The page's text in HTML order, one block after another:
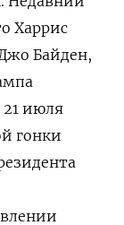
Харрис
Байден,
21 июля
гонки